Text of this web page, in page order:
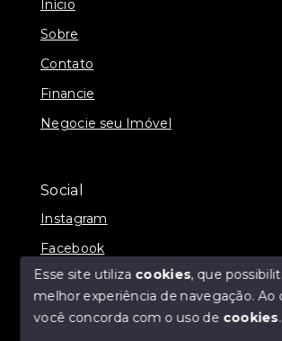
Início
Sobre
Contato
Financie
Negocie seu Imóvel
Social
Instagram
Facebook
© Copyright 2026 - ALEXANDRE LINS
Esse site utiliza cookies, que
melhor experiência de navegação.Ao
você concorda com o uso de cookies.